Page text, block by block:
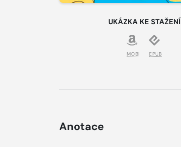
UKÁZKA KE STAŽENÍ
MOBI EPUB
Anotace